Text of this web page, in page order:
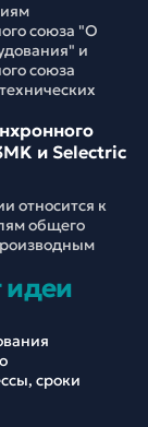
союза "О
и
союза
и Selectric
относится к
общего
идеи
сроки